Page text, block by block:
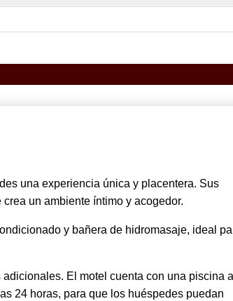
una experiencia única y placentera. Sus
un ambiente íntimo y acogedor.
y bañera de hidromasaje, ideal
El motel cuenta con una piscina al
24 horas, para que los huéspedes puedan